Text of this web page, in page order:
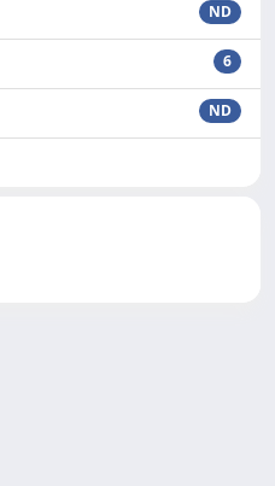
ND
6
ND